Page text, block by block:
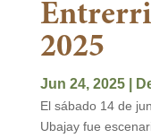
2025
Jun 24, 2025|
El sábado 14 de
Ubajay fue